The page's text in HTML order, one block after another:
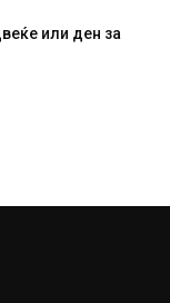
или ден за